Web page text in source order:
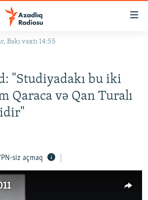
Bakı vaxtı 14:55
"Studiyadakı bu iki
Qaraca və Qan Turalı
siz açmaq